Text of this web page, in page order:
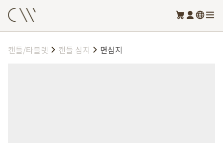
캔들/타블렛 캔들 심지 면심지